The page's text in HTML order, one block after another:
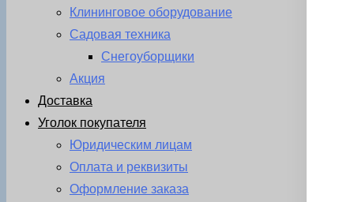
Клининговое оборудование
Садовая техника
Снегоуборщики
Акция
Доставка
Уголок покупателя
Юридическим лицам
Оплата и реквизиты
Оформление заказа